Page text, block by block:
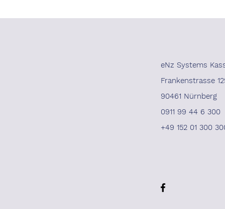
eNz Systems
Frankenstrasse
90461 Nürnberg
0911 99 44 6 300
+49 152 01 300